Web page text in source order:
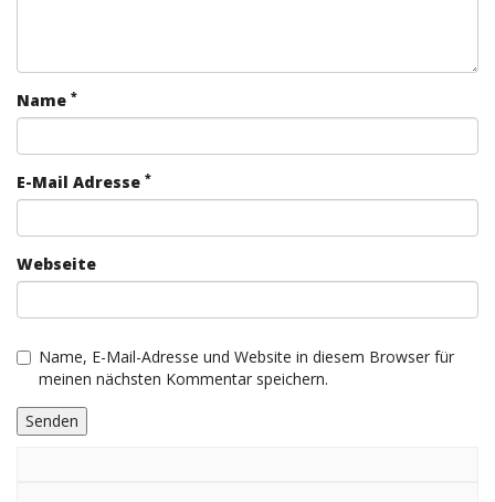
Name *
E-Mail Adresse *
Webseite
Name, E-Mail-Adresse und Website in diesem Browser für
meinen nächsten Kommentar speichern.